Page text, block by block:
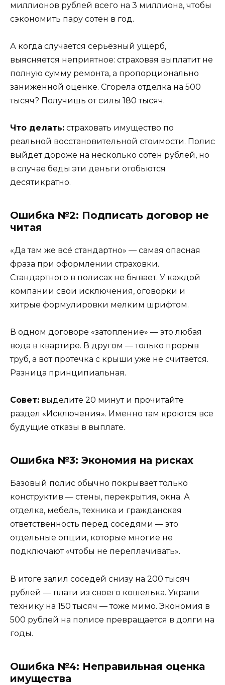
миллионов рублей всего на 3 миллиона, чтобы
сэкономить пару сотен в год.
А когда случается серьёзный ущерб,
выясняется неприятное: страховая выплатит не
полную сумму ремонта, а пропорционально
заниженной оценке. Сгорела отделка на 500
тысяч? Получишь от силы 180 тысяч.
Что делать: страховать имущество по
реальной восстановительной стоимости. Полис
выйдет дороже на несколько сотен рублей, но
в случае беды эти деньги отобьются
десятикратно.
Ошибка №2: Подписать договор не
читая
«Да там же всё стандартно» — самая опасная
фраза при оформлении страховки.
Стандартного в полисах не бывает. У каждой
компании свои исключения, оговорки и
хитрые формулировки мелким шрифтом.
В одном договоре «затопление» — это любая
вода в квартире. В другом — только прорыв
труб, а вот протечка с крыши уже не считается.
Разница принципиальная.
Совет: выделите 20 минут и прочитайте
раздел «Исключения». Именно там кроются все
будущие отказы в выплате.
Ошибка №3: Экономия на рисках
Базовый полис обычно покрывает только
конструктив — стены, перекрытия, окна. А
отделка, мебель, техника и гражданская
ответственность перед соседями — это
отдельные опции, которые многие не
подключают «чтобы не переплачивать».
В итоге залил соседей снизу на 200 тысяч
рублей — плати из своего кошелька. Украли
технику на 150 тысяч — тоже мимо. Экономия в
500 рублей на полисе превращается в долги на
годы.
Ошибка №4: Неправильная оценка
имущества